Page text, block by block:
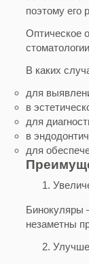
поэтому его
Оптическое
В каких
для
в
для
в
для
Бинокуляры
незаметны